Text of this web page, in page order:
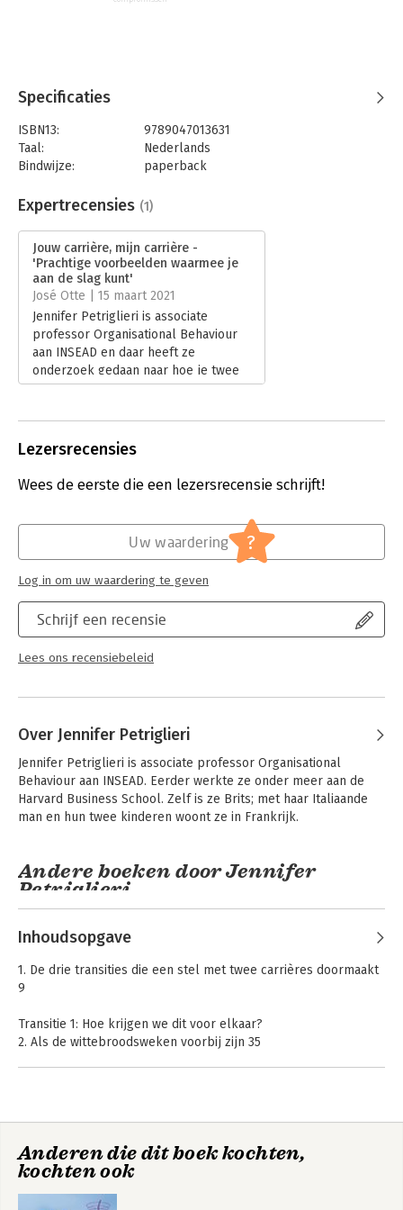
Specificaties
ISBN13:
9789047013631
Taal:
Nederlands
Bindwijze:
paperback
Uitgever:
Business Contact
Verschijningsdatum:
27-2-2020
Hoofdrubriek: Werk en loopbaan
Expertrecensies (1)
Jouw carrière, mijn carrière -
'Prachtige voorbeelden waarmee je
aan de slag kunt'
José Otte | 15 maart 2021
Jennifer Petriglieri is associate
professor Organisational Behaviour
aan INSEAD en daar heeft ze
onderzoek gedaan naar hoe je twee
carrieres effectief kunt combineren.
carrière, mijn carrière.
Lees verder
Lezersrecensies
Wees de eerste die een lezersrecensie schrijft!
Schrijf een recensie
Lees ons recensiebeleid
Uw waardering ?
Log in om uw waardering te geven
Over Jennifer Petriglieri
Jennifer Petriglieri is associate professor Organisational
Behaviour aan INSEAD. Eerder werkte ze onder meer aan de
Harvard Business School. Zelf is ze Brits; met haar Italiaande
man en hun twee kinderen woont ze in Frankrijk.
Andere boeken door Jennifer
Petriglieri
Bekijk alle boeken
Inhoudsopgave
1. De drie transities die een stel met twee carrières doormaakt
9
Transitie 1: Hoe krijgen we dit voor elkaar?
2. Als de wittebroodsweken voorbij zijn 35
6. Verwarring en confl icten 135
7. De transitie naar een nieuwe weg 157
Transitie 3: Wie zijn we nu?
Anderen die dit boek kochten,
kochten ook